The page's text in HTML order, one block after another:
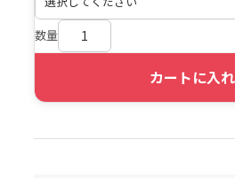
数量
カートに入